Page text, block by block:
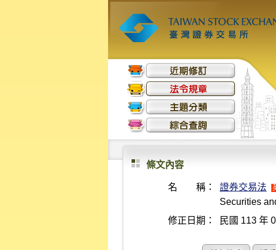
條文內容
名 稱： 證券交易法
Securities
修正日期：
民國 113 年